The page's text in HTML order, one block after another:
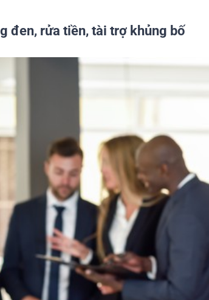
đen, rửa tiền, tài trợ khủng bố